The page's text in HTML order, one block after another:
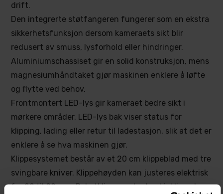
drift.
Den integrerte støtfangeren fungerer som en ekstra
sikkerhetsfunksjon dersom kameraets sikt blir
redusert av smuss, lysforhold eller hindringer.
Aluminiumschassiset gir en solid konstruksjon, mens
magnesiumhåndtaket gjør maskinen enklere å løfte
og flytte ved behov.
Frontmontert LED-lys gir kameraet bedre sikt i
mørkere områder. LED-lys bak viser status for
klipping, lading eller retur til ladestasjon, slik at det er
enklere å se hva maskinen gjør.
Klippesystemet består av et 20 cm klippeblad med tre
svingbare kniver. Klippehøyden kan justeres elektrisk
fra 20 til 90 mm. Robotklipperen bruker bioklipp, der